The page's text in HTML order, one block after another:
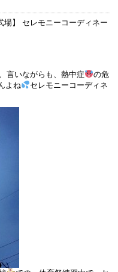
場】 セレモニーコーディネー
言いながらも、熱中症
の危
よね
セレモニーコーディネ